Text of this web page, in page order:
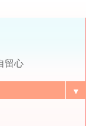
留心
▼